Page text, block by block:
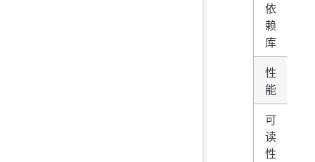
依
赖
库
性
能
可
读
性